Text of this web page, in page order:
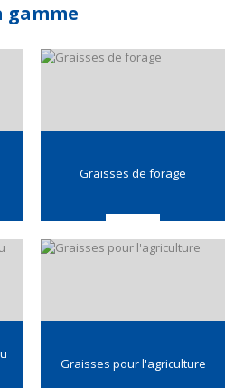
gamme
Graisses de forage
Graisses pour l'agriculture